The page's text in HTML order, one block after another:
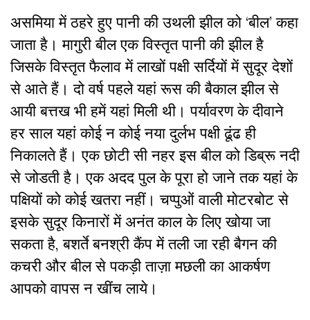
असमिया में ठहरे हुए पानी की उथली झील को ‘बील’ कहा
जाता है। मागुरी बील एक विस्तृत पानी की झील है
जिसके विस्तृत फैलाव में लाखों पक्षी सर्दियों में सुदूर देशों
से आते हैं। दो वर्ष पहले यहां रूस की बैकाल झील से
आयी बत्तख भी हमें यहां मिली थी। पर्यावरण के दीवाने
हर साल यहां कोई न कोई नया दुर्लभ पक्षी ढूंढ ही
निकालते हैं। एक छोटी सी नहर इस बील को डिब्रू नदी
से जोडती है। एक अदद पुल के पूरा हो जाने तक यहां के
पक्षियों को कोई खतरा नहीं। चप्पुओं वाली मोटरबोट से
इसके सुदूर किनारों में अनंत काल के लिए खोया जा
सकता है, बशर्ते बनश्री कैंप में तली जा रही बैगन की
कचरी और बील से पकड़ी ताज़ा मछली का आकर्षण
आपको वापस न खींच लाये।